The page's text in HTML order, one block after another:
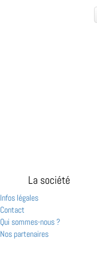
La société
Infos légales
Contact
Qui sommes-nous ?
Nos partenaires